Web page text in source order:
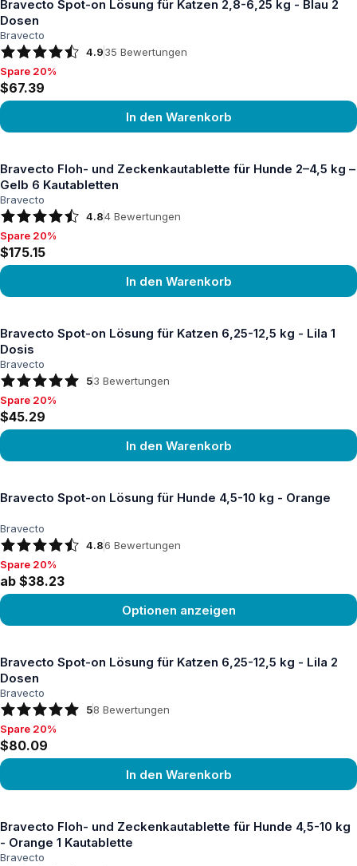
Bravecto Spot-on Lösung für Katzen 2,8-6,25 kg - Blau 2
Dosen
Bravecto
4.935 Bewertungen
Spare 20%, $67.39
Spare 20%
$67.39
In den Warenkorb
Bravecto Floh- und Zeckenkautablette für Hunde 2–4,5 kg –
Gelb 6 Kautabletten
Bravecto
4.84 Bewertungen
Spare 20%, $175.15
Spare 20%
$175.15
In den Warenkorb
Bravecto Spot-on Lösung für Katzen 6,25-12,5 kg - Lila 1
Dosis
Bravecto
53 Bewertungen
Spare 20%, $45.29
Spare 20%
$45.29
In den Warenkorb
Bravecto Spot-on Lösung für Hunde 4,5-10 kg - Orange
Bravecto
4.86 Bewertungen
Spare 20%, ab $38.23
Spare 20%
ab $38.23
Optionen anzeigen
Bravecto Spot-on Lösung für Katzen 6,25-12,5 kg - Lila 2
Dosen
Bravecto
58 Bewertungen
Spare 20%, $80.09
Spare 20%
$80.09
In den Warenkorb
Bravecto Floh- und Zeckenkautablette für Hunde 4,5-10 kg
- Orange 1 Kautablette
Bravecto